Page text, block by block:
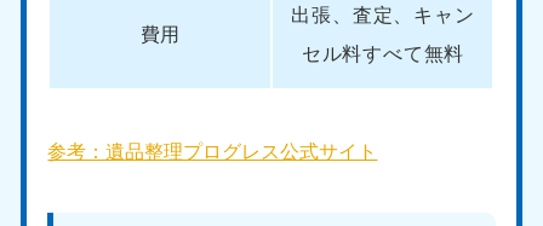
費用
出張、査定、キャン
セル料すべて無料
参考：遺品整理プログレス公式サイト